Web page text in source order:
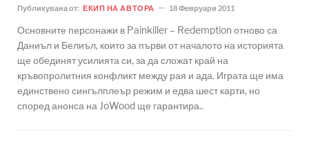
Публикувана от: ЕКИП НА АВТОРА 18 Февруари 2011
Основните персонажи в Painkiller – Redemption отново са
Даниъл и Белиъл, които за първи от началото на историята
ще обединят усилията си, за да сложат край на
кръвопролитния конфликт между рая и ада. Играта ще има
единствено сингълплеър режим и едва шест карти, но
според анонса на JoWood ще гарантира..